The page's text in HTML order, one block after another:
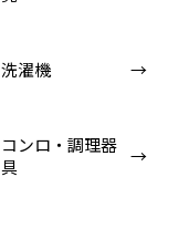
洗濯機
コンロ・調理器
具